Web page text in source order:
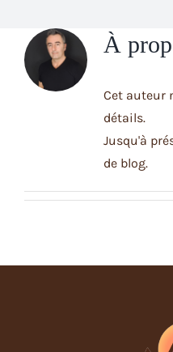
À
Cet auteur
détails.
Jusqu'à
de blog.